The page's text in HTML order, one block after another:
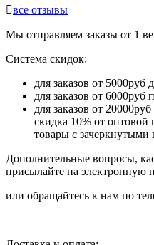
все отзывы
Мы отправляем заказы от 1
Система скидок:
для заказов от 5000руб
для заказов от 6000руб
для заказов от
скидка 10% от оптовой
товары с
Дополнительные вопросы,
присылайте на электронную
или обращайтесь к нам по